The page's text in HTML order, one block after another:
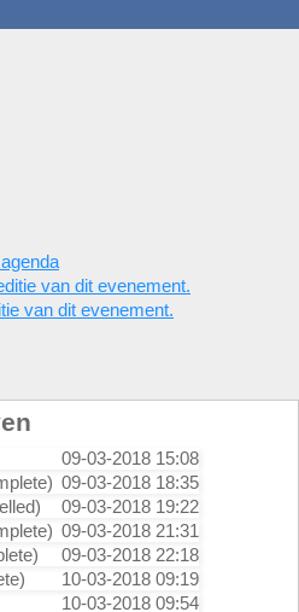
van dit evenement.
van dit evenement.
09-03-2018 15:08
09-03-2018 18:35
09-03-2018 19:22
09-03-2018 21:31
09-03-2018 22:18
10-03-2018 09:19
10-03-2018 09:54